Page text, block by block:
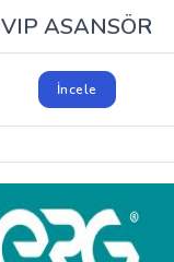
VIP ASANSÖR
İncele